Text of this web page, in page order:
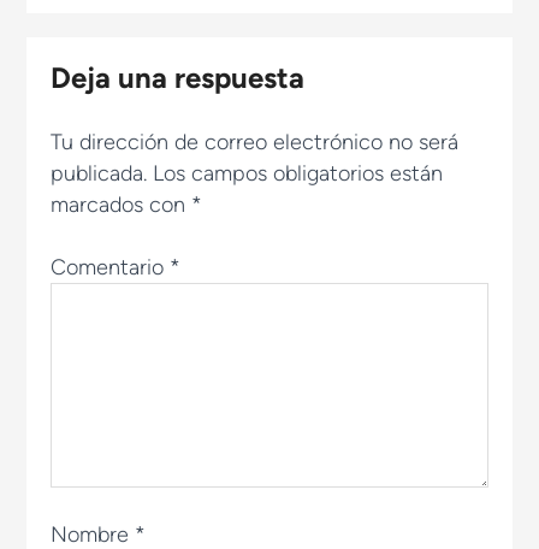
Deja una respuesta
Tu dirección de correo electrónico no será
publicada. Los campos obligatorios están
marcados con *
Comentario *
Nombre *